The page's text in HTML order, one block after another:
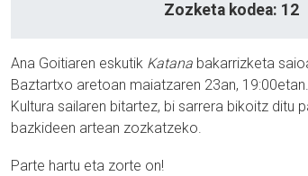
Zozketa kodea: 12
Ana Goitiaren eskutik Katana bakarrizketa
Baztartxo aretoan maiatzaren 23an,
Kultura sailaren bitartez, bi sarrera bikoitz ditu
bazkideen artean zozkatzeko.
Parte hartu eta zorte on!